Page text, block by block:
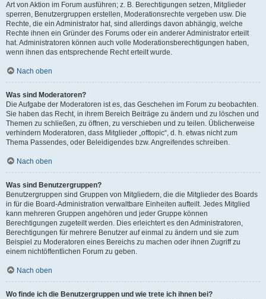
Art von Aktion im Forum ausführen; z. B. Berechtigungen setzen, Mitglieder
sperren, Benutzergruppen erstellen, Moderationsrechte vergeben usw. Die
Rechte, die ein Administrator hat, sind allerdings davon abhängig, welche
Rechte ihnen ein Gründer des Forums oder ein anderer Administrator erteilt
hat. Administratoren können auch volle Moderationsberechtigungen haben,
wenn ihnen das entsprechende Recht erteilt wurde.
Nach oben
Was sind Moderatoren?
Die Aufgabe der Moderatoren ist es, das Geschehen im Forum zu beobachten.
Sie haben das Recht, in ihrem Bereich Beiträge zu ändern und zu löschen und
Themen zu schließen, zu öffnen, zu verschieben und zu teilen. Üblicherweise
verhindern Moderatoren, dass Mitglieder „offtopic“, d. h. etwas nicht zum
Thema Passendes, oder Beleidigendes bzw. Angreifendes schreiben.
Nach oben
Was sind Benutzergruppen?
Benutzergruppen sind Gruppen von Mitgliedern, die die Mitglieder des Boards
in für die Board-Administration verwaltbare Einheiten aufteilt. Jedes Mitglied
kann mehreren Gruppen angehören und jeder Gruppe können
Berechtigungen zugeteilt werden. Dies erleichtert es den Administratoren,
Berechtigungen für mehrere Benutzer auf einmal zu ändern und sie zum
Beispiel zu Moderatoren eines Bereichs zu machen oder ihnen Zugriff zu
einem nichtöffentlichen Forum zu geben.
Nach oben
Wo finde ich die Benutzergruppen und wie trete ich ihnen bei?